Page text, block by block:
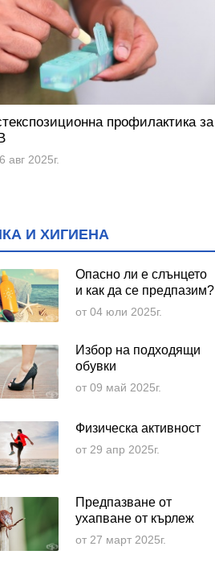
профилактика за
авг 2025г.
И ХИГИЕНА
Опасно ли е слънцето
и как да се предпазим?
от 04 юли 2025г.
Избор на подходящи
обувки
от 09 май 2025г.
Физическа активност
от 29 апр 2025г.
Предпазване от
ухапване от кърлеж
от 27 март 2025г.